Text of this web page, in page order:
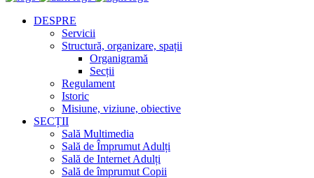
DESPRE
Servicii
Structură, organizare, spații
Organigramă
Secții
Regulament
Istoric
Misiune, viziune, obiective
SECȚII
Sală Multimedia
Sală de Împrumut Adulți
Sală de Internet Adulți
Sală de împrumut Copii